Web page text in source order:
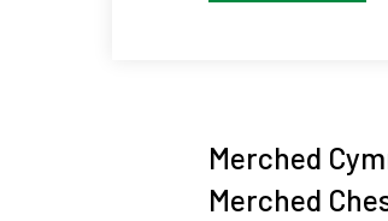
Merched
Merched